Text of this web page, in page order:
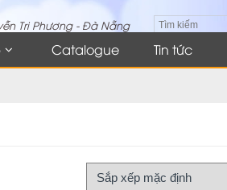
Tri Phương - Đà Nẵng
Catalogue Tin tức